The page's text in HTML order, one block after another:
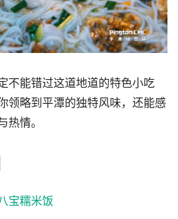
不能错过这道地道的特色小吃
略到平潭的独特风味，还能感
热情。
宝糯米饭